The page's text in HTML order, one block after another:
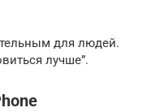
для людей.
лучше”.